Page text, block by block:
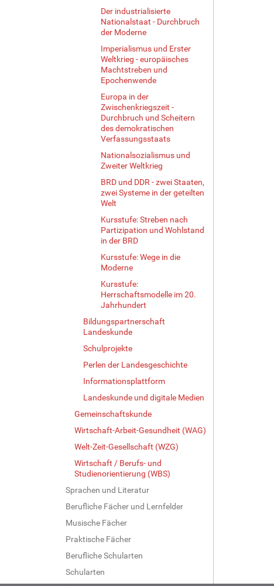
Der industrialisierte
Nationalstaat - Durchbruch
der Moderne
Imperialismus und Erster
Weltkrieg - europäisches
Machtstreben und
Epochenwende
Europa in der
Zwischenkriegszeit -
Durchbruch und Scheitern
des demokratischen
Verfassungsstaats
Nationalsozialismus und
Zweiter Weltkrieg
BRD und DDR - zwei Staaten,
zwei Systeme in der geteilten
Welt
Kursstufe: Streben nach
Partizipation und Wohlstand
in der BRD
Kursstufe: Wege in die
Moderne
Kursstufe:
Herrschaftsmodelle im 20.
Jahrhundert
Bildungspartnerschaft
Landeskunde
Schulprojekte
Perlen der Landesgeschichte
Informationsplattform
Landeskunde und digitale Medien
Gemeinschaftskunde
Wirtschaft-Arbeit-Gesundheit (WAG)
Welt-Zeit-Gesellschaft (WZG)
Wirtschaft / Berufs- und
Studienorientierung (WBS)
Sprachen und Literatur
Berufliche Fächer und Lernfelder
Musische Fächer
Praktische Fächer
Berufliche Schularten
Schularten